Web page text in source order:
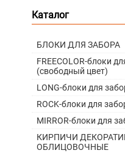
Каталог
БЛОКИ ДЛЯ ЗАБОРА
FREECOLOR-блоки
(свободный цвет)
LONG-блоки для
ROCK-блоки для
MIRROR-блоки для
КИРПИЧИ
ОБЛИЦОВОЧНЫЕ